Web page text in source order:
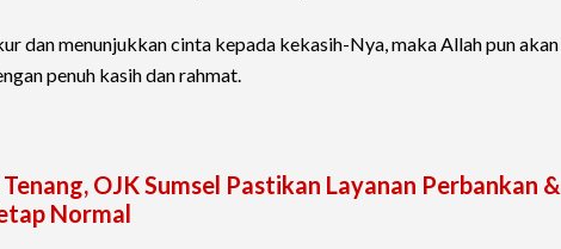
dan menunjukkan cinta kepada kekasih-Nya, maka Allah pun akan
penuh kasih dan rahmat.
OJK Sumsel Pastikan Layanan Perbankan &
Normal